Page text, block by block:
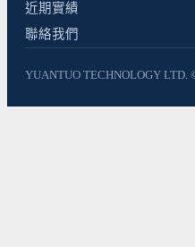
近期實績
聯絡我們
YUANTUO TECHNOLOGY LTD.